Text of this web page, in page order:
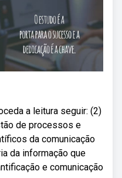
a leitura seguir: (2)
de processos e
da comunicação
da informação que
e comunicação